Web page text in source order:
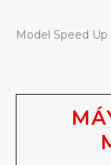
Model Speed Up